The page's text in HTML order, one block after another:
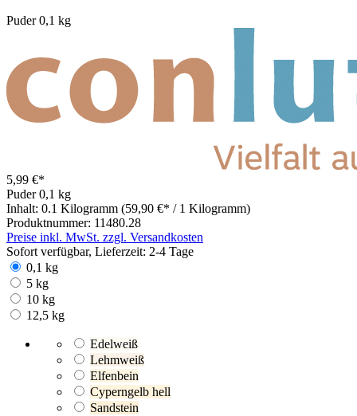
Puder 0,1 kg
5,99 €*
Puder 0,1 kg
Inhalt: 0.1 Kilogramm (59,90 €* / 1 Kilogramm)
Produktnummer: 11480.28
Preise inkl. MwSt. zzgl. Versandkosten
Sofort verfügbar, Lieferzeit: 2-4 Tage
0,1 kg
5 kg
10 kg
12,5 kg
Edelweiß
Lehmweiß
Elfenbein
Cyperngelb hell
Sandstein